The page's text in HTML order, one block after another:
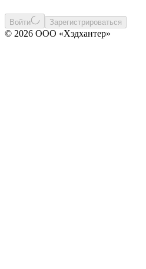
Войти Зарегистрироваться
© 2026 ООО «Хэдхантер»